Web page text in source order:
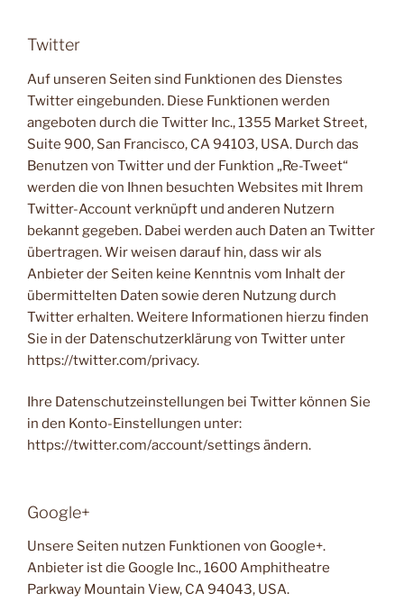
Twitter
Auf unseren Seiten sind Funktionen des Dienstes
Twitter eingebunden. Diese Funktionen werden
angeboten durch die Twitter Inc., 1355 Market Street,
Suite 900, San Francisco, CA 94103, USA. Durch das
Benutzen von Twitter und der Funktion „Re-Tweet“
werden die von Ihnen besuchten Websites mit Ihrem
Twitter-Account verknüpft und anderen Nutzern
bekannt gegeben. Dabei werden auch Daten an Twitter
übertragen. Wir weisen darauf hin, dass wir als
Anbieter der Seiten keine Kenntnis vom Inhalt der
übermittelten Daten sowie deren Nutzung durch
Twitter erhalten. Weitere Informationen hierzu finden
Sie in der Datenschutzerklärung von Twitter unter
https://twitter.com/privacy.
Ihre Datenschutzeinstellungen bei Twitter können Sie
in den Konto-Einstellungen unter:
https://twitter.com/account/settings ändern.
Google+
Unsere Seiten nutzen Funktionen von Google+.
Anbieter ist die Google Inc., 1600 Amphitheatre
Parkway Mountain View, CA 94043, USA.